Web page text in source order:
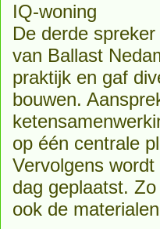
IQ-woning
De derde
van Ballast
praktijk en gaf
bouwen.
op één centrale
Vervolgens
dag geplaatst.
ook de